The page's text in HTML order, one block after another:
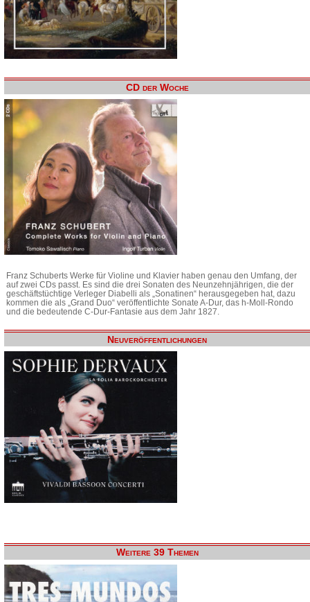
CD der Woche
Franz Schuberts Werke für Violine und Klavier haben genau den Umfang, der
auf zwei CDs passt. Es sind die drei Sonaten des Neunzehnjährigen, die der
geschäftstüchtige Verleger Diabelli als „Sonatinen“ herausgegeben hat, dazu
kommen die als „Grand Duo“ veröffentlichte Sonate A-Dur, das h-Moll-Rondo
und die bedeutende C-Dur-Fantasie aus dem Jahr 1827.
Neuveröffentlichungen
Weitere 39 Themen